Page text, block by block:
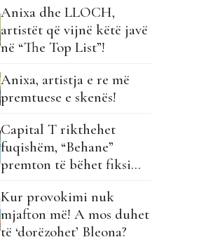
Anixa dhe LLOCH,
artistët që vijnë këtë javë
në “The Top List”!
Anixa, artistja e re më
premtuese e skenës!
Capital T rikthehet
fuqishëm, “Behane”
premton të bëhet fiksimi
Kur provokimi nuk
mjafton më! A mos duhet
të ‘dorëzohet’ Bleona?